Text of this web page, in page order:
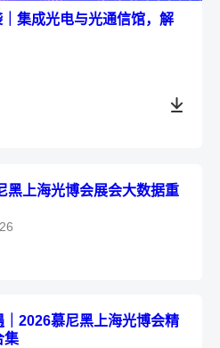
集成光电与光通信馆，解
黑上海光博会展会大数据重
｜2026慕尼黑上海光博会精
集